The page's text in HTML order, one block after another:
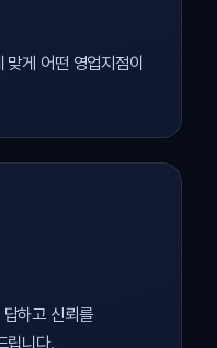
맞게 어떤 영업지점이
하고 신뢰를
립니다.